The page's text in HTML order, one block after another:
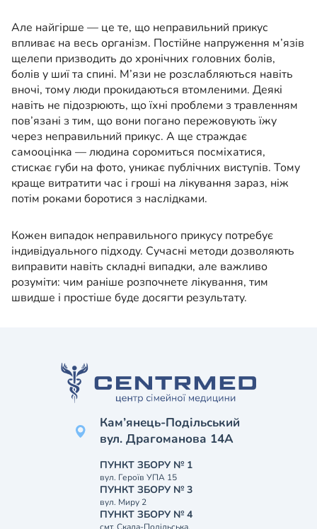
Але найгірше — це те, що неправильний прикус
впливає на весь організм. Постійне напруження м’язів
щелепи призводить до хронічних головних болів,
болів у шиї та спині. М’язи не розслабляються навіть
вночі, тому люди прокидаються втомленими. Деякі
навіть не підозрюють, що їхні проблеми з травленням
пов’язані з тим, що вони погано пережовують їжу
через неправильний прикус. А ще страждає
самооцінка — людина соромиться посміхатися,
стискає губи на фото, уникає публічних виступів. Тому
краще витратити час і гроші на лікування зараз, ніж
потім роками боротися з наслідками.
Кожен випадок неправильного прикусу потребує
індивідуального підходу. Сучасні методи дозволяють
виправити навіть складні випадки, але важливо
розуміти: чим раніше розпочнете лікування, тим
швидше і простіше буде досягти результату.
Кам’янець-Подільський
вул. Драгоманова 14А
ПУНКТ ЗБОРУ № 1
вул. Героїв УПА 15
ПУНКТ ЗБОРУ № 3
вул. Миру 2
ПУНКТ ЗБОРУ № 4